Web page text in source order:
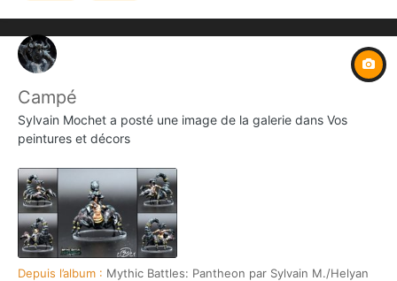
Campé
Sylvain Mochet a posté une image de la galerie dans Vos
peintures et décors
Depuis l’album : Mythic Battles: Pantheon par Sylvain M./Helyan